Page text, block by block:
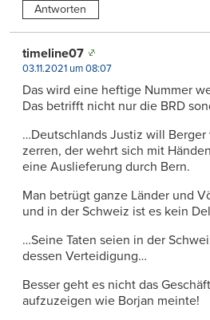
Antworten
timeline07
03.11.2021 um 08:07
Das wird eine heftige Nummer
Das betrifft nicht nur die BRD
…Deutschlands Justiz will Berger
zerren, der wehrt sich mit
eine Auslieferung durch Bern.
Man betrügt ganze Länder und
und in der Schweiz ist es kein
…Seine Taten seien in der
dessen Verteidigung…
Besser geht es nicht das
aufzuzeigen wie Borjan meinte!